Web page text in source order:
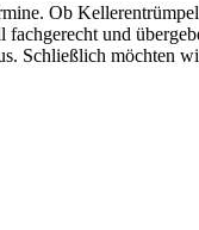
Ob
und
Schließlich möchten